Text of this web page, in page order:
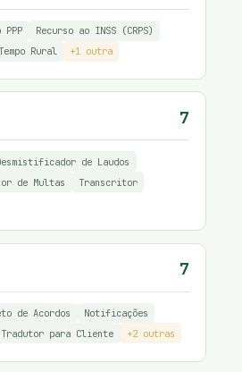
Recurso ao INSS (CRPS)
Tempo Rural +1 outra
7
de Laudos
de Multas
Transcritor
7
de Acordos
Notificações
Tradutor para Cliente +2 outras